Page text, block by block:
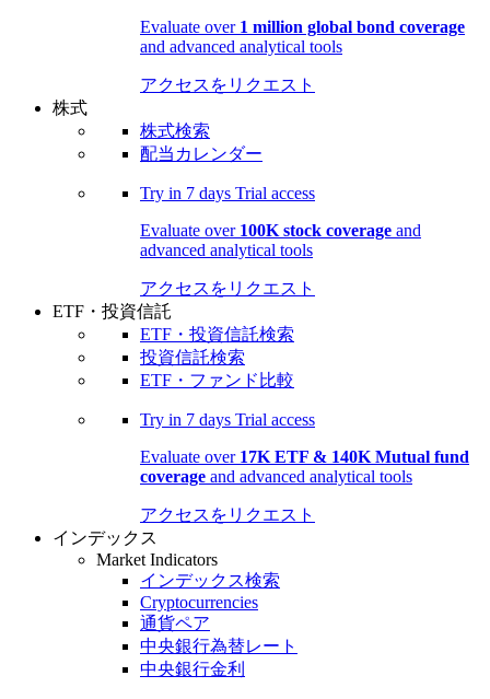
Evaluate over 1 million global bond coverage
and advanced analytical tools
アクセスをリクエスト
株式
株式検索
配当カレンダー
Try in 7 days Trial access
Evaluate over 100K stock coverage and
advanced analytical tools
アクセスをリクエスト
ETF・投資信託
ETF・投資信託検索
投資信託検索
ETF・ファンド比較
Try in 7 days Trial access
Evaluate over 17K ETF & 140K Mutual fund
coverage and advanced analytical tools
アクセスをリクエスト
インデックス
Market Indicators
インデックス検索
Cryptocurrencies
通貨ペア
中央銀行為替レート
中央銀行金利